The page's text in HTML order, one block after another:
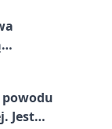
Jest